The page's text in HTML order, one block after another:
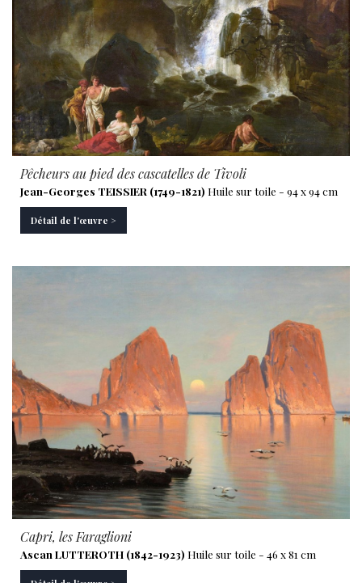
Pêcheurs au pied des cascatelles de Tivoli
Jean-Georges TEISSIER (1749-1821) Huile sur toile - 94 x 94 cm
Détail de l'œuvre >
Capri, les Faraglioni
Ascan LUTTEROTH (1842-1923) Huile sur toile - 46 x 81 cm